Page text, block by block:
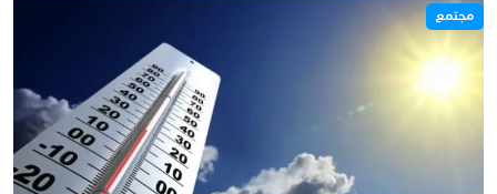
مجتمع